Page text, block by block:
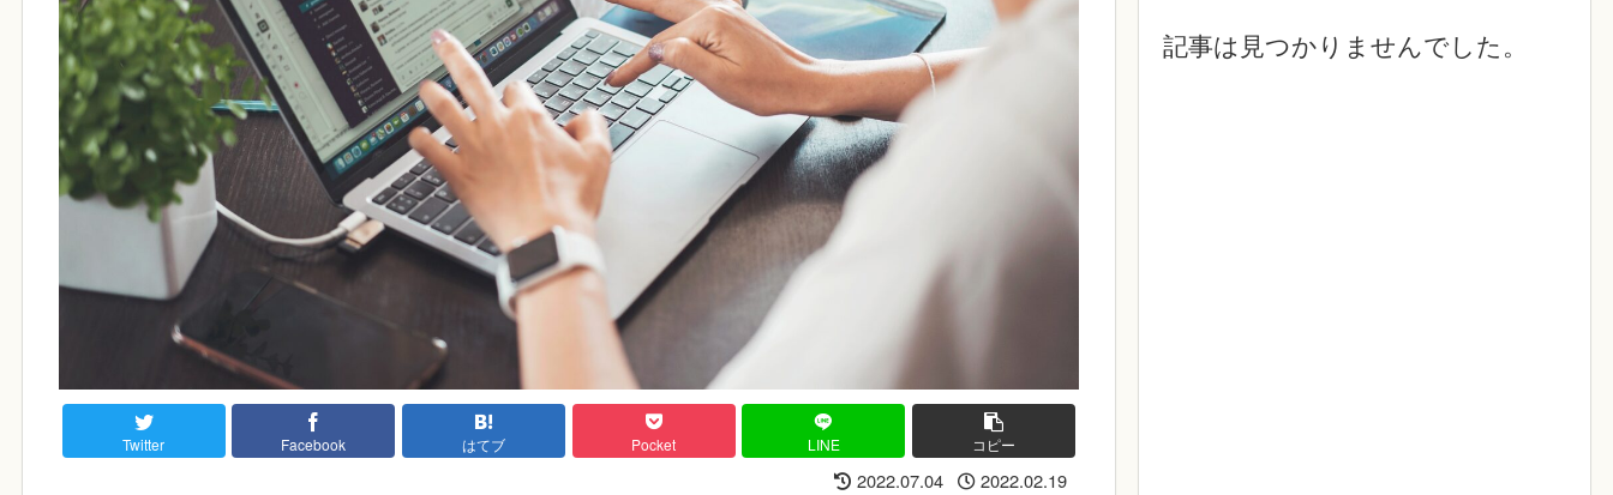
Twitter Facebook はてブ Pocket LINE コピー
2022.07.04 2022.02.19
記事は見つかりませんでした。